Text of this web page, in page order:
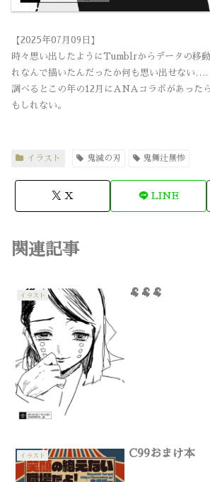
【2025年07月09日】
時々思い出したようにTumblrからデータの移
れなんで描いたんだったか何も思い出せない
調べるとこの年の12月にANAコラボがあった
もしれない。
イラスト 鬼滅の刃 鬼舞辻無惨
X LINE
関連記事
イラスト 🐏🐏🐏
イラスト C99おまけ本